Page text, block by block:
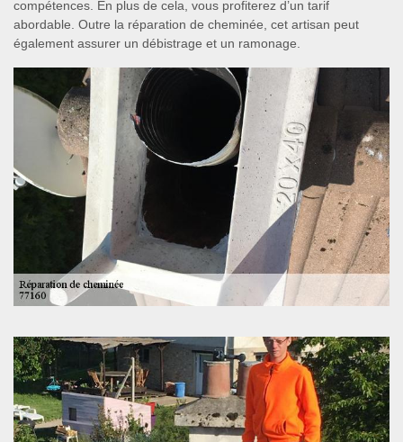
compétences. En plus de cela, vous profiterez d’un tarif
abordable. Outre la réparation de cheminée, cet artisan peut
également assurer un débistrage et un ramonage.